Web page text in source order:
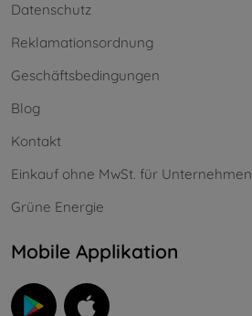
Datenschutz
Reklamationsordnung
Geschäftsbedingungen
Blog
Kontakt
Einkauf ohne MwSt. für Unternehmen
Grüne Energie
Mobile Applikation